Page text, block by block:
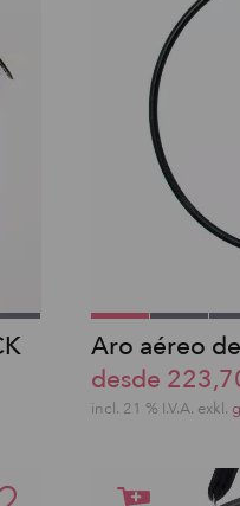
Aro aéreo
desde
incl. 21 % I.V.A. exkl.